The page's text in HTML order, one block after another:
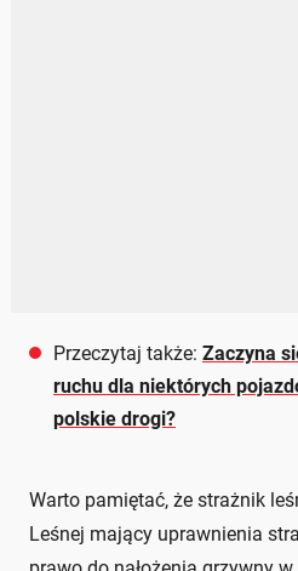
Przeczytaj także: Zaczyna
ruchu dla niektórych
polskie drogi?
Warto pamiętać, że strażnik
Leśnej mający uprawnienia